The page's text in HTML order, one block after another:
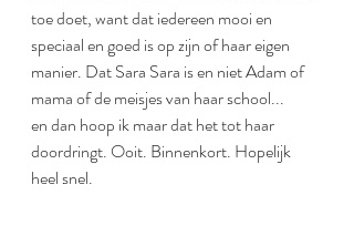
toe doet, want dat iedereen mooi en
speciaal en goed is op zijn of haar eigen
manier. Dat Sara Sara is en niet Adam of
mama of de meisjes van haar school...
en dan hoop ik maar dat het tot haar
doordringt. Ooit. Binnenkort. Hopelijk
heel snel.